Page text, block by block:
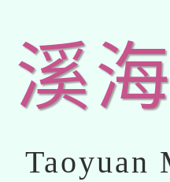
溪
Taoyuan